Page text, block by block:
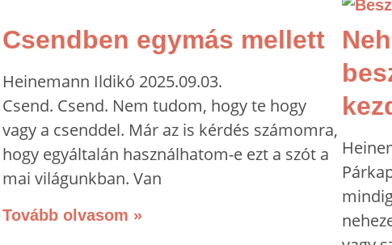
Csendben egymás mellett
Heinemann Ildikó 2025.09.03.
Csend. Csend. Nem tudom, hogy te hogy
vagy a csenddel. Már az is kérdés számomra,
hogy egyáltalán használhatom-e ezt a szót a
mai világunkban. Van
Tovább olvasom »